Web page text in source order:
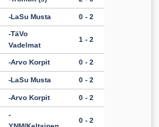
LaSu Musta 0 - 2
TäVo
Vadelmat
1 - 2
Arvo Korpit 0 - 2
LaSu Musta 0 - 2
Arvo Korpit 0 - 2
0 - 2